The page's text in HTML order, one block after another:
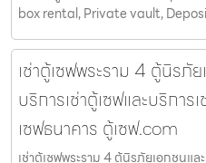
box rental, Private vault,
เช่าตู้เซฟพระราม 4 ตู้นิรภั
บริการเช่าตู้เซฟและบริกา
เซฟธนาคาร ตู้เซฟ.com
เช่าตู้เซฟพระราม 4 ตู้นิรภัยเอกชนแล